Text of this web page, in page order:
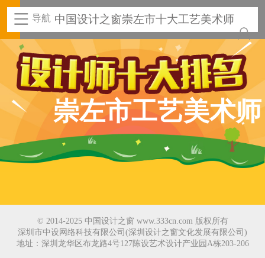
导航 中国设计之窗崇左市十大工艺美术师
崇左市工艺美术师
© 2014-2025 中国设计之窗 www.333cn.com 版权所有
深圳市中设网络科技有限公司(深圳设计之窗文化发展有限公司)
地址：深圳龙华区布龙路4号127陈设艺术设计产业园A栋203-206